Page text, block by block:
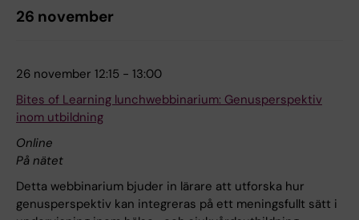
26 november
26 november 12:15 - 13:00
Bites of Learning lunchwebbinarium: Genusperspektiv
inom utbildning
Online
På nätet
Detta webbinarium bjuder in lärare att utforska hur
genusperspektiv kan integreras på ett meningsfullt sätt i